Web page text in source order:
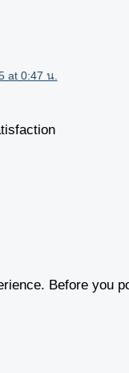
at 0:47 น.
Before